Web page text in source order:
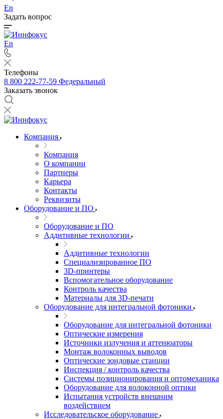
En
Задать вопрос
En
Телефоны
8 800 222-77-59 Федеральный
Заказать звонок
Компания
Компания
О компании
Партнеры
Карьера
Контакты
Реквизиты
Оборудование и ПО
Оборудование и ПО
Аддитивные технологии
Аддитивные технологии
Специализированное ПО
3D-принтеры
Вспомогательное оборудование
Контроль качества
Материалы для 3D-печати
Оборудование для интегральной фотоники
Оборудование для интегральной фотоники
Оптические измерения
Источники излучения и аттенюаторы
Монтаж волоконных выводов
Оптические зондовые станции
Инспекция / контроль качества
Системы позиционирования и оптомеханика
Оборудование для волоконной оптики
Испытания устройств внешним
воздействием
Исследовательское оборудование